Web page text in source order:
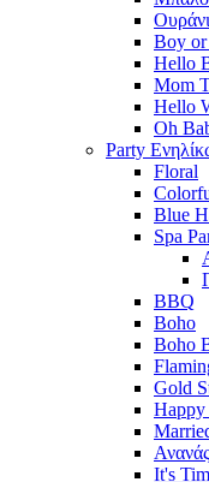
Boy
Hello
Mom
Hello
Oh
Party
Floral
Blue
Spa
BBQ
Boho
Boho
Gold
Happy
Ανανάς
It's